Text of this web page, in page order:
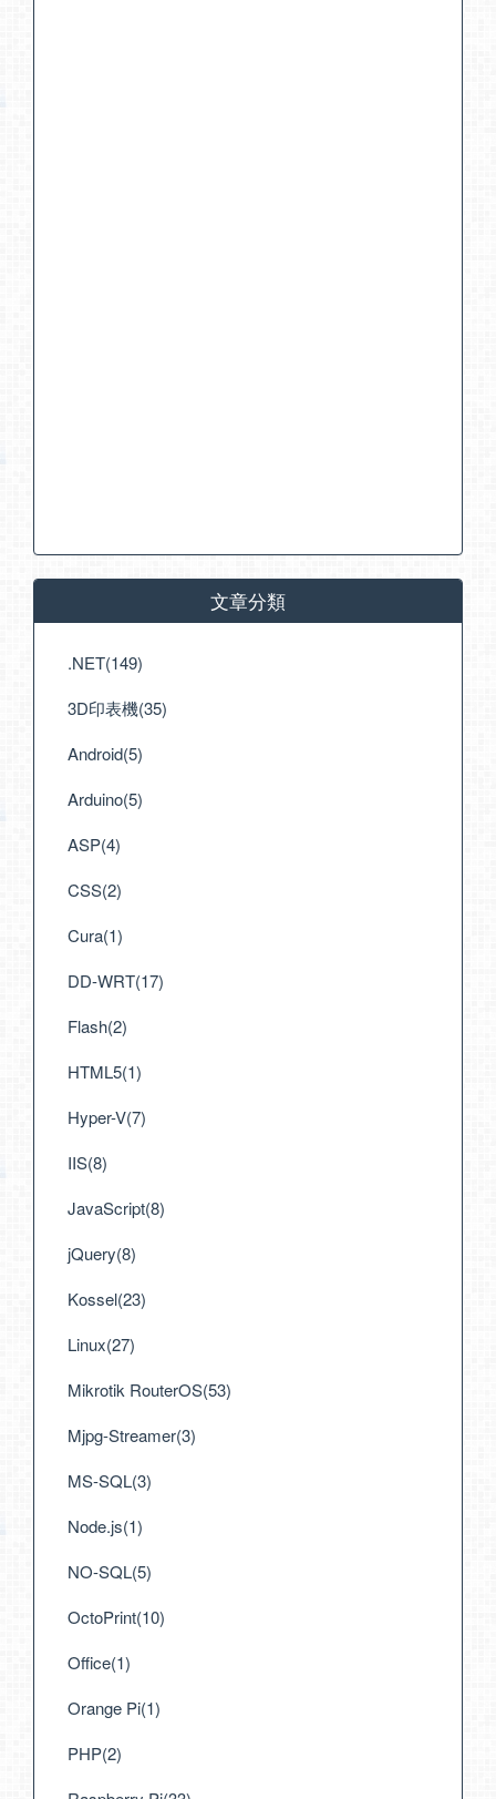
文章分類
.NET(149)
3D印表機(35)
Android(5)
Arduino(5)
ASP(4)
CSS(2)
Cura(1)
DD-WRT(17)
Flash(2)
HTML5(1)
Hyper-V(7)
IIS(8)
JavaScript(8)
jQuery(8)
Kossel(23)
Linux(27)
Mikrotik RouterOS(53)
Mjpg-Streamer(3)
MS-SQL(3)
Node.js(1)
NO-SQL(5)
OctoPrint(10)
Office(1)
Orange Pi(1)
PHP(2)